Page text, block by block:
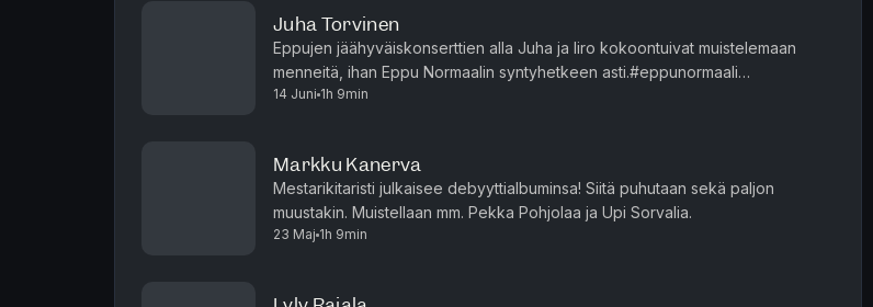
Juha Torvinen
Eppujen jäähyväiskonserttien alla Juha ja Iiro kokoontuivat muistelemaan
menneitä, ihan Eppu Normaalin syntyhetkeen asti.#eppunormaali
#akuntehdas #suomirock
14 Juni 1h 9min
Markku Kanerva
Mestarikitaristi julkaisee debyyttialbuminsa! Siitä puhutaan sekä paljon
muustakin. Muistellaan mm. Pekka Pohjolaa ja Upi Sorvalia.
23 Maj 1h 9min